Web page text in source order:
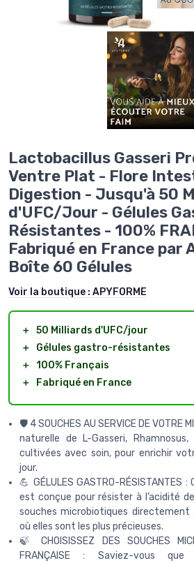
Lactobacillus Gasseri
Ventre Plat - Flore
Digestion - Jusqu'à 50
d'UFC/Jour - Gélules
Résistantes - 100%
Fabriqué en France par
Boîte 60 Gélules
Voir la boutique : APYFORME
＋ 50 Milliards d'UFC/jour
＋
Gélules gastro-résistantes
＋ 100% Français
＋
Fabriqué en France
🛡️ 4 SOUCHES AU SERVICE DE VOTRE
naturelle de L-Gasseri,
cultivées avec soin, pour enrichir
jour.
💪 GÉLULES GASTRO-RÉSISTANTES
est conçue pour résister à l’acidité
souches microbiotiques
où elles sont les plus précieuses.
🍃 CHOISISSEZ DES SOUCHES
FRANÇAISE : Saviez-vous